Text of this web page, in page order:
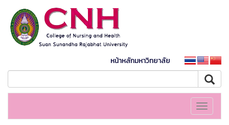
หน้าหลักมหาวิทยาลัย
Toggle